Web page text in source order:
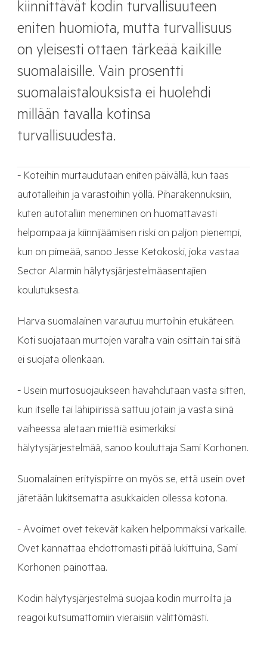
kiinnittävät kodin turvallisuuteen
eniten huomiota, mutta turvallisuus
on yleisesti ottaen tärkeää kaikille
suomalaisille. Vain prosentti
suomalaistalouksista ei huolehdi
millään tavalla kotinsa
turvallisuudesta.
- Koteihin murtaudutaan eniten päivällä, kun taas
autotalleihin ja varastoihin yöllä. Piharakennuksiin,
kuten autotalliin meneminen on huomattavasti
helpompaa ja kiinnijäämisen riski on paljon pienempi,
kun on pimeää, sanoo Jesse Ketokoski, joka vastaa
Sector Alarmin hälytysjärjestelmäasentajien
koulutuksesta.
Harva suomalainen varautuu murtoihin etukäteen.
Koti suojataan murtojen varalta vain osittain tai sitä
ei suojata ollenkaan.
- Usein murtosuojaukseen havahdutaan vasta sitten,
kun itselle tai lähipiirissä sattuu jotain ja vasta siinä
vaiheessa aletaan miettiä esimerkiksi
hälytysjärjestelmää, sanoo kouluttaja Sami Korhonen.
Suomalainen erityispiirre on myös se, että usein ovet
jätetään lukitsematta asukkaiden ollessa kotona.
- Avoimet ovet tekevät kaiken helpommaksi varkaille.
Ovet kannattaa ehdottomasti pitää lukittuina, Sami
Korhonen painottaa.
Kodin hälytysjärjestelmä suojaa kodin murroilta ja
reagoi kutsumattomiin vieraisiin välittömästi.